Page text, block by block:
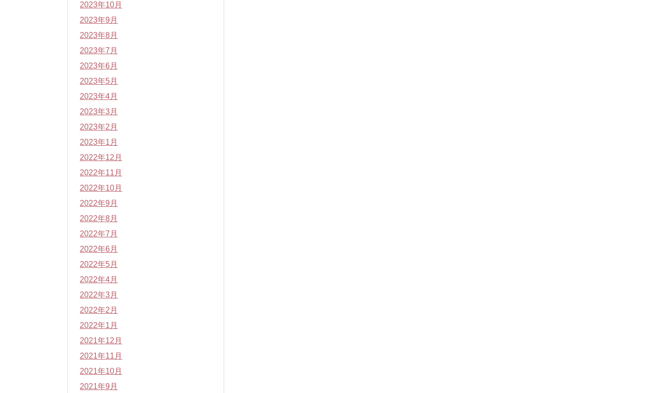
2023年10月
2023年9月
2023年8月
2023年7月
2023年6月
2023年5月
2023年4月
2023年3月
2023年2月
2023年1月
2022年12月
2022年11月
2022年10月
2022年9月
2022年8月
2022年7月
2022年6月
2022年5月
2022年4月
2022年3月
2022年2月
2022年1月
2021年12月
2021年11月
2021年10月
2021年9月